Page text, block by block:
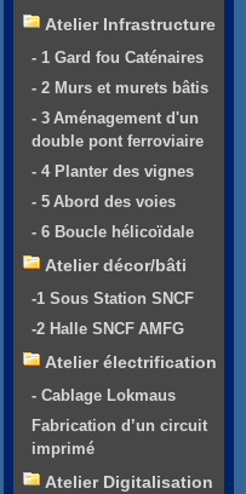
Atelier Infrastructure
- 1 Gard fou Caténaires
- 2 Murs et murets bâtis
- 3 Aménagement d'un
double pont ferroviaire
- 4 Planter des vignes
- 5 Abord des voies
- 6 Boucle hélicoïdale
Atelier décor/bâti
-1 Sous Station SNCF
-2 Halle SNCF AMFG
Atelier électrification
- Cablage Lokmaus
Fabrication d’un circuit
imprimé
Atelier Digitalisation